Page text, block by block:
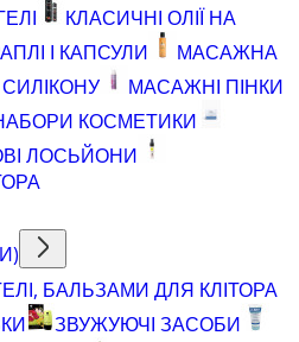
КЛАСИЧНІ ОЛІЇ НА
І КАПСУЛИ
МАСАЖНА
МАСАЖНІ ПІНКИ
КОСМЕТИКИ
ЛОСЬЙОНИ
БАЛЬЗАМИ ДЛЯ КЛІТОРА
ЗВУЖУЮЧІ ЗАСОБИ